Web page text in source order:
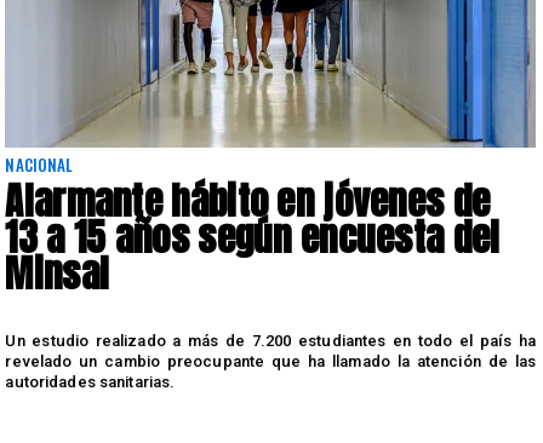
NACIONAL
Alarmante hábito en jóvenes de
13 a 15 años según encuesta del
Minsal
Un estudio realizado a más de 7.200 estudiantes en todo el país ha
revelado un cambio preocupante que ha llamado la atención de las
autoridades sanitarias.